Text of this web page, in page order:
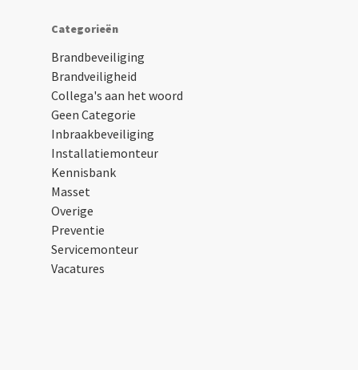
Categorieën
Brandbeveiliging
Brandveiligheid
Collega's aan het woord
Geen Categorie
Inbraakbeveiliging
Installatiemonteur
Kennisbank
Masset
Overige
Preventie
Servicemonteur
Vacatures